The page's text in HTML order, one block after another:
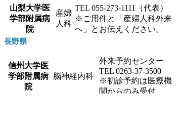
山梨大学医
学部附属病
院
産婦
人科
TEL 055-273-1111（代表）
※ご用件と「産婦人科外来
へ」とお伝えください。
長野県
信州大学医
学部附属病
院
脳神経内科
外来予約センター
TEL 0263-37-3500
※初診予約は医療機
関からのみ受付